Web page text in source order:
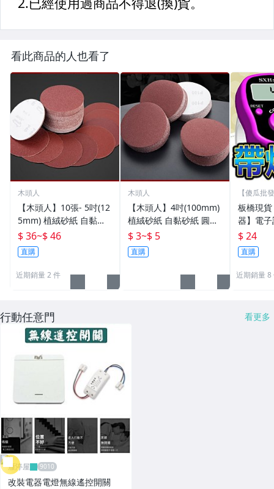
看此商品的人也看了
木頭人
【木頭人】10張- 5吋(12
5mm) 植絨砂紙 自黏砂
紙 圓盤砂紙 自黏盤 魔鬼
氈底盤可用
$ 36~$ 46
直購
近期銷量 2 件
木頭人
【木頭人】4吋(100mm)
植絨砂紙 自黏砂紙 圓盤
砂紙 自黏盤 魔鬼氈底盤
可用
$ 3~$ 5
直購
【傻瓜批
板橋現
器】電
數器.戒
數器.指
位計數
11
$ 24
直購
近期銷量 8
行動任意門 看更多
雁渟屋
改裝電器電燈無線遙控開關